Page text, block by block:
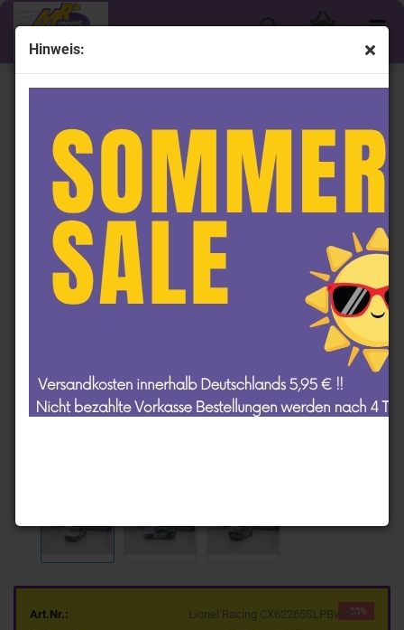
Hinweis:
« Erster « zurück weiter »
Letzter »
Lionel Racing CX62265SLPBWRV # Ford Mustang
NASCAR 2022 " Brad Keselowski - Solomon Plumbing
/ Bristol Dirt Race Version " 1:64
-33%
Art.Nr.:
Lionel Racing CX62265SLPBWRV